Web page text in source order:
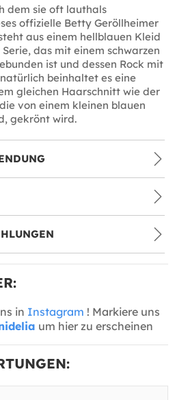
dem sie oft lauthals
offizielle Betty Geröllheimer
aus einem hellblauen Kleid
das mit einem schwarzen
ist und dessen Rock mit
beinhaltet es eine
gleichen Haarschnitt wie der
von einem kleinen blauen
gekrönt wird.
in Instagram ! Markiere uns
um hier zu erscheinen